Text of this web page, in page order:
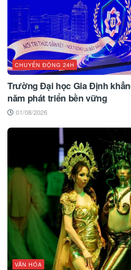
CHUYỂN ĐỘNG 24H
Trường Đại học Gia Định
năm phát triển bền vững
01/08/2026
VĂN HÓA